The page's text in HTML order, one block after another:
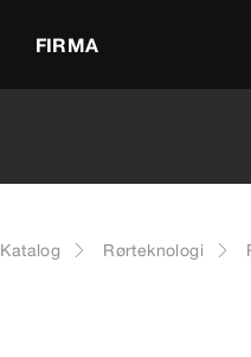
FIRMA
Katalog Rørteknologi